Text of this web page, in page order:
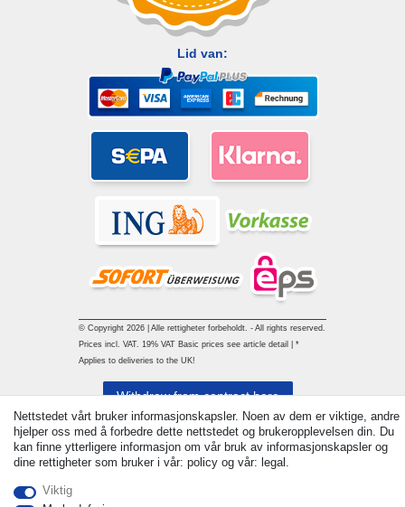
Lid van:
© Copyright 2026 | Alle rettigheter forbeholdt. - All rights reserved.
Prices incl. VAT. 19% VAT Basic prices see article detail | *
Applies to deliveries to the UK!
Nettstedet vårt bruker informasjonskapsler. Noen av dem er viktige, andre
hjelper oss med å forbedre dette nettstedet og brukeropplevelsen din. Du
kan finne ytterligere informasjon om vår bruk av informasjonskapsler og
dine rettigheter som bruker i vår: policy og vår: legal.
Viktig
Withdraw from contract here
Ta kontakt med